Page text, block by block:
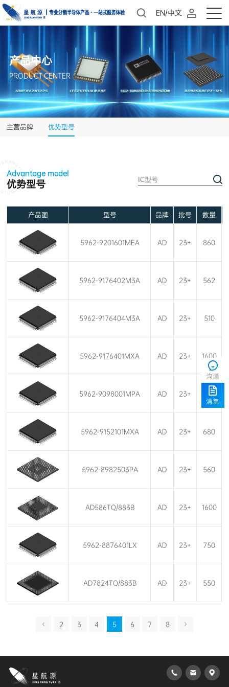
EN/中文
产品中心
PRODUCT CENTER
主营品牌 优势型号
Advantage model
优势型号
产品图 型号 品牌 批号 数量
5962-9201601MEA AD 23+ 860
5962-9176402M3A AD 23+ 562
5962-9176404M3A AD 23+ 510
5962-9176401MXA AD 23+ 1600
5962-9098001MPA AD 23+ 850
5962-9152101MXA AD 23+ 680
5962-8982503PA AD 23+ 560
AD586TQ/883B AD 23+ 1600
5962-8876401LX AD 23+ 750
AD7824TQ/883B AD 23+ 550
2 3 4 5 6 7 8
沟通
清单